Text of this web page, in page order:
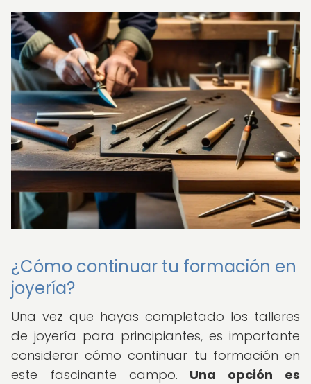
¿Cómo continuar tu formación en
joyería?
Una vez que hayas completado los talleres
de joyería para principiantes, es importante
considerar cómo continuar tu formación en
este fascinante campo. Una opción es